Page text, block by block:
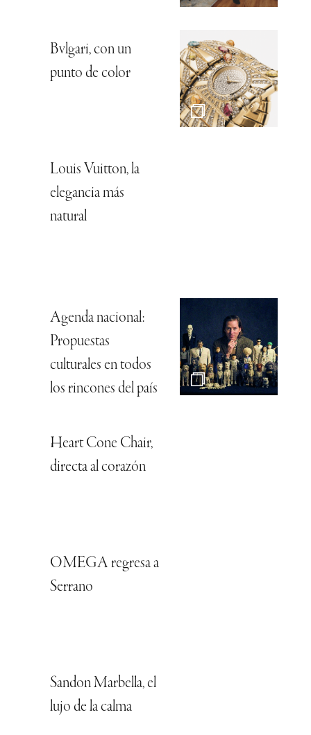
Bvlgari, con un
punto de color
Louis Vuitton, la
elegancia más
natural
Agenda nacional:
Propuestas
culturales en todos
los rincones del país
Heart Cone Chair,
directa al corazón
OMEGA regresa a
Serrano
Sandon Marbella, el
lujo de la calma